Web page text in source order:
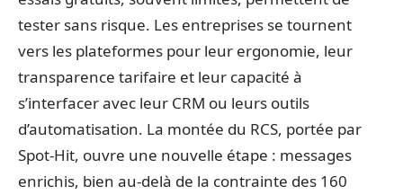
tester sans risque. Les entreprises se tournent
vers les plateformes pour leur ergonomie, leur
transparence tarifaire et leur capacité à
s’interfacer avec leur CRM ou leurs outils
d’automatisation. La montée du RCS, portée par
Spot-Hit, ouvre une nouvelle étape : messages
enrichis, bien au-delà de la contrainte des 160